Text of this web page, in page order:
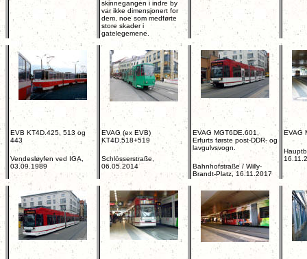
skinnegangen i indre by
var ikke dimensjonert for
dem, noe som medførte
store skader i
gatelegemene.
EVB KT4D.425, 513 og
443
Vendesløyfen ved IGA,
03.09.1989
EVAG (ex EVB)
KT4D.518+519
Schlösserstraße,
06.05.2014
EVAG MGT6DE.601,
Erfurts første post-DDR- og
lavgulvsvogn.
Bahnhofstraße / Willy-
Brandt-Platz, 16.11.2017
EVAG